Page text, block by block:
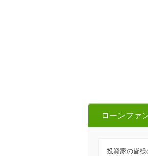
ローンファ
投資家の皆様